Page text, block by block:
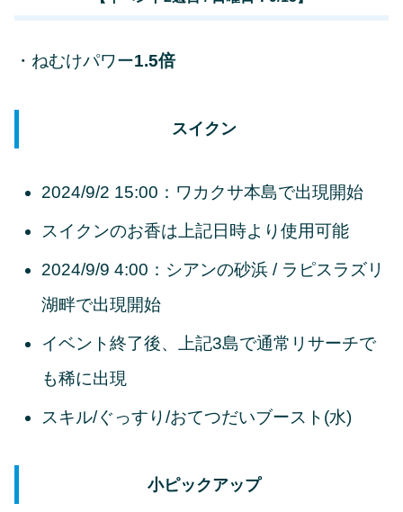
・ねむけパワー1.5倍
スイクン
2024/9/2 15:00：ワカクサ本島で出現開始
スイクンのお香は上記日時より使用可能
2024/9/9 4:00：シアンの砂浜 / ラピスラズリ
湖畔で出現開始
イベント終了後、上記3島で通常リサーチで
も稀に出現
スキル/ぐっすり/おてつだいブースト(水)
小ピックアップ